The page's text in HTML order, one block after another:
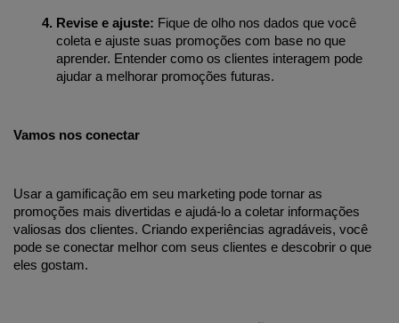
Revise e ajuste: Fique de olho nos dados que você
coleta e ajuste suas promoções com base no que
aprender. Entender como os clientes interagem pode
ajudar a melhorar promoções futuras.
Vamos nos conectar
Usar a gamificação em seu marketing pode tornar as
promoções mais divertidas e ajudá-lo a coletar informações
valiosas dos clientes. Criando experiências agradáveis, você
pode se conectar melhor com seus clientes e descobrir o que
eles gostam.